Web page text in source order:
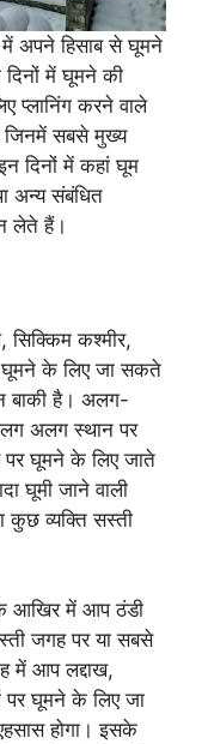
अपने हिसाब से घूमने
में घूमने की
प्लानिंग करने वाले
जिनमें सबसे मुख्य
दिनों में कहां घूम
अन्य संबंधित
लेते हैं।
सिक्किम कश्मीर,
घूमने के लिए जा सकते
बाकी है। अलग-
अलग स्थान पर
घूमने के लिए जाते
घूमी जाने वाली
व्यक्ति सस्ती
आखिर में आप ठंडी
जगह पर या सबसे
में आप लद्दाख,
पर घूमने के लिए जा
होगा। इसके